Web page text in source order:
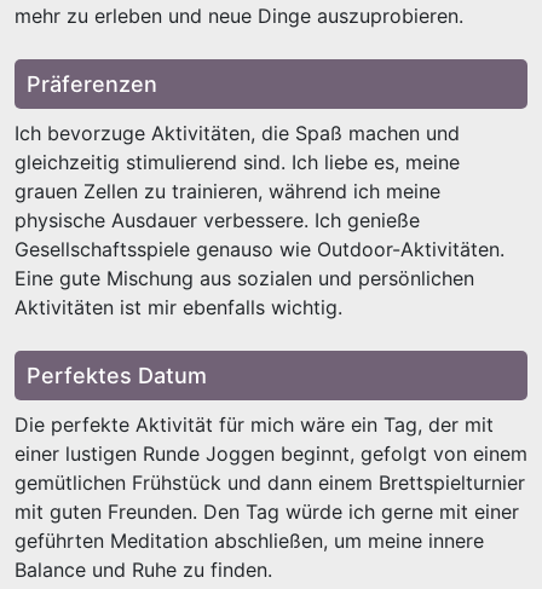
mehr zu erleben und neue Dinge auszuprobieren.
Präferenzen
Ich bevorzuge Aktivitäten, die Spaß machen und
gleichzeitig stimulierend sind. Ich liebe es, meine
grauen Zellen zu trainieren, während ich meine
physische Ausdauer verbessere. Ich genieße
Gesellschaftsspiele genauso wie Outdoor-Aktivitäten.
Eine gute Mischung aus sozialen und persönlichen
Aktivitäten ist mir ebenfalls wichtig.
Perfektes Datum
Die perfekte Aktivität für mich wäre ein Tag, der mit
einer lustigen Runde Joggen beginnt, gefolgt von einem
gemütlichen Frühstück und dann einem Brettspielturnier
mit guten Freunden. Den Tag würde ich gerne mit einer
geführten Meditation abschließen, um meine innere
Balance und Ruhe zu finden.